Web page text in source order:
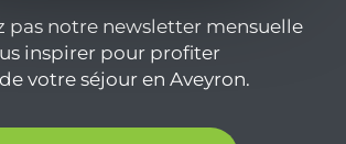
pas notre newsletter mensuelle
inspirer pour profiter
votre séjour en Aveyron.